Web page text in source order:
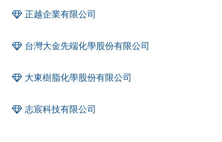
正越企業有限公司
台灣大金先端化學股份有限公司
大東樹脂化學股份有限公司
志宸科技有限公司